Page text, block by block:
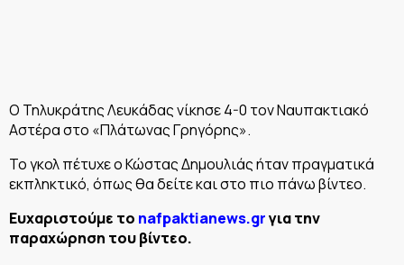
O Τηλυκράτης Λευκάδας νίκησε 4-0 τον Ναυπακτιακό
Αστέρα στο «Πλάτωνας Γρηγόρης».
Το γκολ πέτυχε ο Κώστας Δημουλιάς ήταν πραγματικά
εκπληκτικό, όπως θα δείτε και στο πιο πάνω βίντεο.
Ευχαριστούμε το nafpaktianews.grγια την
παραχώρηση του βίντεο.